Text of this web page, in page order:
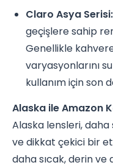
Claro Asya Serisi:
geçişlere sahip
Genellikle
varyasyonlarını
kullanım için son
Alaska ile Amazon
Alaska lensleri,
ve dikkat çekici bir
daha sıcak, derin